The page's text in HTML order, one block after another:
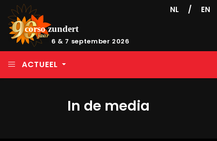
6 & 7 september 2026
NL / EN
ACTUEEL
In de media